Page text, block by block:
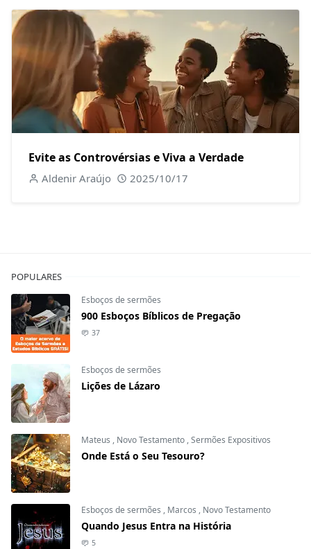
Evite as Controvérsias e Viva a Verdade
Aldenir Araújo 2025/10/17
POPULARES
Esboços de sermões
900 Esboços Bíblicos de Pregação
37
Esboços de sermões
Lições de Lázaro
Mateus , Novo Testamento ,Sermões Expositivos
Onde Está o Seu Tesouro?
Esboços de sermões , Marcos , Novo Testamento
Quando Jesus Entra na História
5